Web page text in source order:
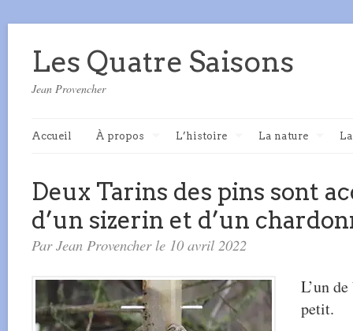
Les Quatre Saisons
Jean Provencher
Accueil À propos L’histoire La nature
Deux Tarins des pins sont
d’un sizerin et d’un
Par Jean Provencher le 10 avril 2022
L’un
petit.